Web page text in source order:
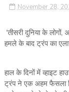
November 28,
'तीसरी दुनिया के
हमले के बाद ट्रंप का
हाल के दिनों में व्हाइट
ट्रंप ने एक अहम फैसला